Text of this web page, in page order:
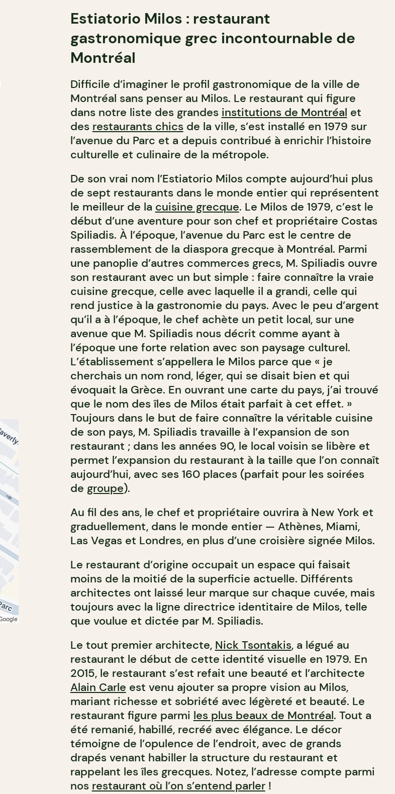
Estiatorio Milos : restaurant
gastronomique grec incontournable de
Montréal
Difficile d’imaginer le profil gastronomique de la ville de
Montréal sans penser au Milos. Le restaurant qui figure
dans notre liste des grandes institutions de Montréal et
des restaurants chicsde la ville, s’est installé en 1979 sur
l’avenue du Parc et a depuis contribué à enrichir l’histoire
culturelle et culinaire de la métropole.
De son vrai nom l’Estiatorio Milos compte aujourd’hui plus
de sept restaurants dans le monde entier qui représentent
le meilleur de la cuisine grecque. Le Milos de 1979, c’est le
début d’une aventure pour son chef et propriétaire Costas
Spiliadis. À l’époque, l’avenue du Parc est le centre de
rassemblement de la diaspora grecque à Montréal. Parmi
une panoplie d’autres commerces grecs, M. Spiliadis ouvre
son restaurant avec un but simple : faire connaître la vraie
cuisine grecque, celle avec laquelle il a grandi, celle qui
rend justice à la gastronomie du pays. Avec le peu d’argent
qu’il a à l’époque, le chef achète un petit local, sur une
avenue que M. Spiliadis nous décrit comme ayant à
l’époque une forte relation avec son paysage culturel.
L’établissement s’appellera le Milos parce que « je
cherchais un nom rond, léger, qui se disait bien et qui
évoquait la Grèce. En ouvrant une carte du pays, j’ai trouvé
que le nom des îles de Milos était parfait à cet effet. »
Toujours dans le but de faire connaître la véritable cuisine
de son pays, M. Spiliadis travaille à l’expansion de son
restaurant ; dans les années 90, le local voisin se libère et
permet l’expansion du restaurant à la taille que l’on connaît
aujourd’hui, avec ses 160 places (parfait pour les soirées
de groupe).
Au fil des ans, le chef et propriétaire ouvrira à New York et
graduellement, dans le monde entier — Athènes, Miami,
Las Vegas et Londres, en plus d’une croisière signée Milos.
Le restaurant d’origine occupait un espace qui faisait
moins de la moitié de la superficie actuelle. Différents
architectes ont laissé leur marque sur chaque cuvée, mais
toujours avec la ligne directrice identitaire de Milos, telle
que voulue et dictée par M. Spiliadis.
Le tout premier architecte, Nick Tsontakis, a légué au
restaurant le début de cette identité visuelle en 1979. En
2015, le restaurant s’est refait une beauté et l’architecte
Alain Carle est venu ajouter sa propre vision au Milos,
mariant richesse et sobriété avec légèreté et beauté. Le
restaurant figure parmi les plus beaux de Montréal. Tout a
été remanié, habillé, recréé avec élégance. Le décor
témoigne de l’opulence de l’endroit, avec de grands
drapés venant habiller la structure du restaurant et
rappelant les îles grecques. Notez, l’adresse compte parmi
nos restaurant où l’on s’entend parler!